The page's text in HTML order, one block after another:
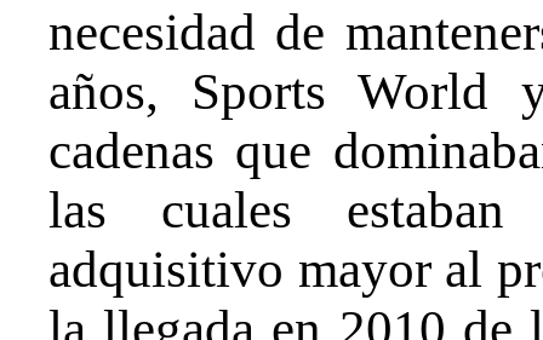
necesidad de
años, Sports World
cadenas que
las cuales
adquisitivo mayor al